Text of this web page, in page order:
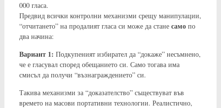
000 гласа.
Предвид всички контролни механизми срещу манипулации,
“отчитането” на продалият гласа си може да стане самопо
два начина:
Вариант 1: Подкупеният избирател да “докаже” несъмнено,
че е гласувал според обещанието си. Само тогава има
смисъл да получи “възнаграждението” си.
Такива механизми за “доказателство” съществуват във
времето на масови портативни технологии. Реалистично,